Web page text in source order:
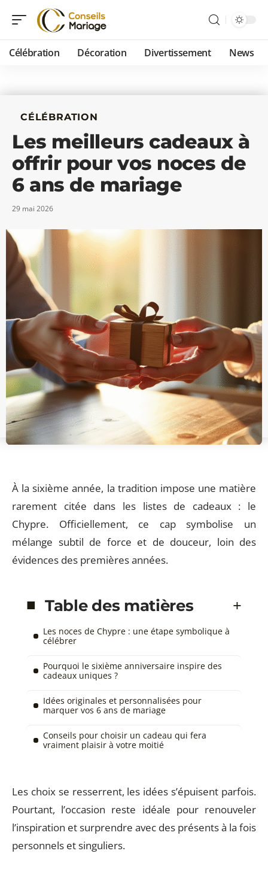
Célébration Décoration Divertissement News
CÉLÉBRATION
Les meilleurs cadeaux à
offrir pour vos noces de
6 ans de mariage
29 mai 2026
À la sixième année, la tradition impose une matière
rarement citée dans les listes de cadeaux : le
Chypre. Officiellement, ce cap symbolise un
mélange subtil de force et de douceur, loin des
évidences des premières années.
Table des matières
Les noces de Chypre : une étape symbolique à
célébrer
Pourquoi le sixième anniversaire inspire des
cadeaux uniques ?
Idées originales et personnalisées pour
marquer vos 6 ans de mariage
Conseils pour choisir un cadeau qui fera
vraiment plaisir à votre moitié
Les choix se resserrent, les idées s’épuisent parfois.
Pourtant, l’occasion reste idéale pour renouveler
l’inspiration et surprendre avec des présents à la fois
personnels et singuliers.